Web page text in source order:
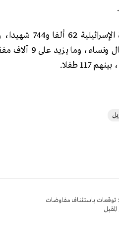
معظمهم
توقعات باستئناف مفاوضات